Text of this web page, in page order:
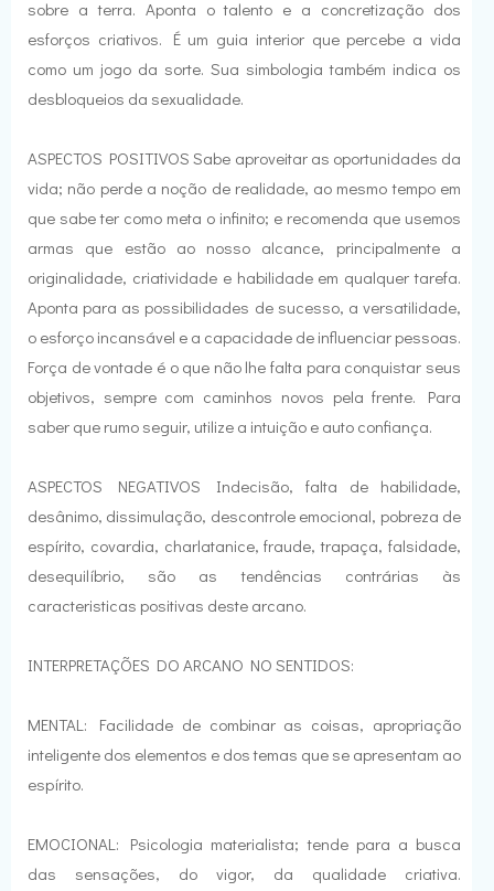
sobre a terra. Aponta o talento e a concretização dos
esforços criativos. É um guia interior que percebe a vida
como um jogo da sorte. Sua simbologia também indica os
desbloqueios da sexualidade.
ASPECTOS POSITIVOS Sabe aproveitar as oportunidades da
vida; não perde a noção de realidade, ao mesmo tempo em
que sabe ter como meta o infinito; e recomenda que usemos
armas que estão ao nosso alcance, principalmente a
originalidade, criatividade e habilidade em qualquer tarefa.
Aponta para as possibilidades de sucesso, a versatilidade,
o esforço incansável e a capacidade de influenciar pessoas.
Força de vontade é o que não lhe falta para conquistar seus
objetivos, sempre com caminhos novos pela frente. Para
saber que rumo seguir, utilize a intuição e auto confiança.
ASPECTOS NEGATIVOS Indecisão, falta de habilidade,
desânimo, dissimulação, descontrole emocional, pobreza de
espírito, covardia, charlatanice, fraude, trapaça, falsidade,
desequilíbrio, são as tendências contrárias às
caracteristicas positivas deste arcano.
INTERPRETAÇÕES DO ARCANO NO SENTIDOS:
MENTAL: Facilidade de combinar as coisas, apropriação
inteligente dos elementos e dos temas que se apresentam ao
espírito.
EMOCIONAL: Psicologia materialista; tende para a busca
das sensações, do vigor, da qualidade criativa.